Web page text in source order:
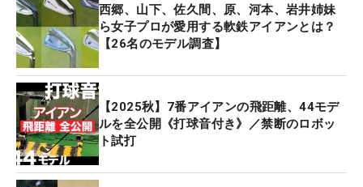
西郷、山下、佐久間、原、河本、岩井姉妹
ら女子プロが愛用する軟鉄アイアンとは？
【26名のモデル調査】
【2025秋】7番アイアンの飛距離、44モデ
ルを全公開《打球音付き》／禁断のロボッ
ト試打